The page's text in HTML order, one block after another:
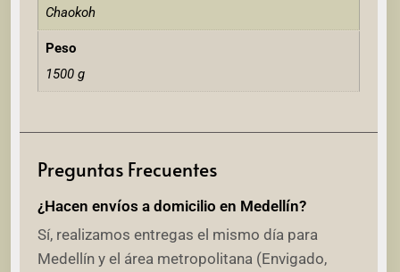
Chaokoh
Peso
1500 g
Preguntas Frecuentes
¿Hacen envíos a domicilio en Medellín?
Sí, realizamos entregas el mismo día para
Medellín y el área metropolitana (Envigado,